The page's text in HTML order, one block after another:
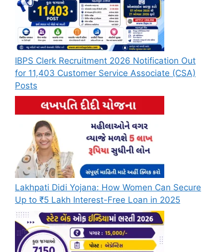
IBPS Clerk Recruitment 2026 Notification Out
for 11,403 Customer Service Associate (CSA)
Posts
Lakhpati Didi Yojana: How Women Can Secure
Up to ₹5 Lakh Interest-Free Loan in 2025